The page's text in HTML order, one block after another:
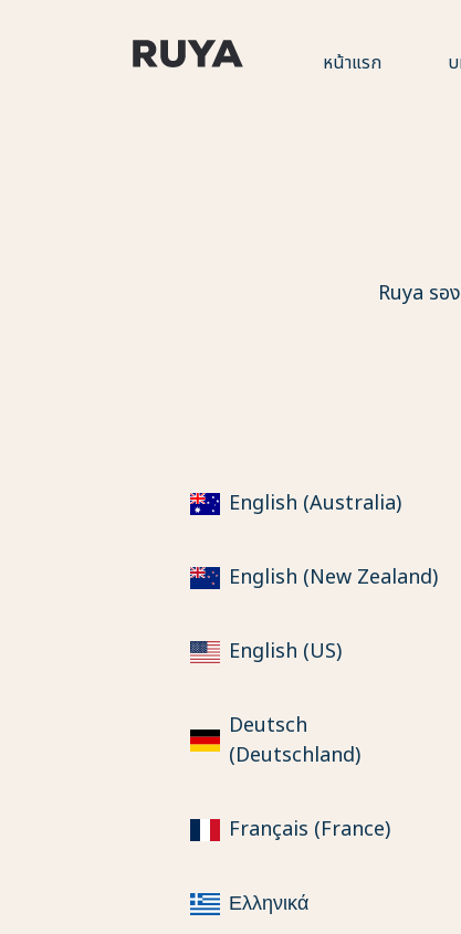
หน้าแรก
Ruya รอ
English (Australia)
English (New Zealand)
English (US)
Deutsch
(Deutschland)
Français (France)
Ελληνικά